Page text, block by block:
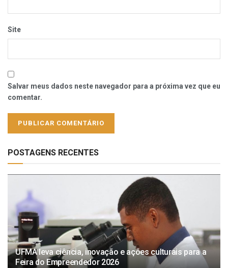
Site
Salvar meus dados neste navegador para a próxima vez que eu
comentar.
POSTAGENS RECENTES
UFMA leva ciência, inovação e ações culturais para a
Feira do Empreendedor 2026